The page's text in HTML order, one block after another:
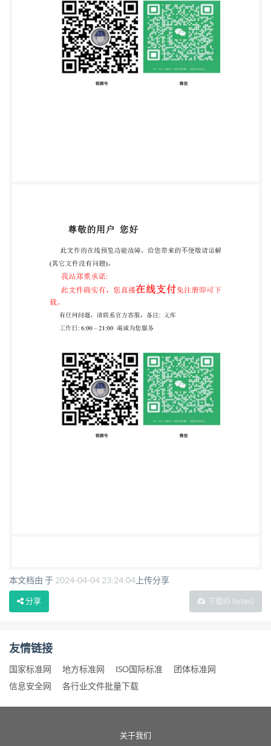
本文档由 于 2024-04-04 23:24:04 上传分享
下载(0 bytes)
分享
友情链接
国家标准网 地方标准网 ISO国际标准
团体标准网
信息安全网
各行业文件批量下载
关于我们